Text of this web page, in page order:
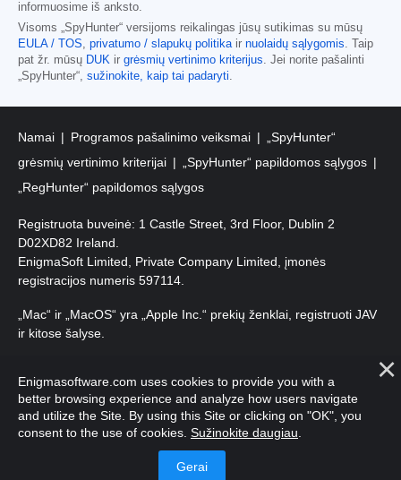
informuosime iš anksto.
Visoms „SpyHunter“ versijoms reikalingas jūsų sutikimas su mūsų
EULA / TOS, privatumo / slapukų politikair nuolaidų sąlygomis. Taip
pat žr. mūsų DUK ir grėsmių vertinimo kriterijus. Jei norite pašalinti
„SpyHunter“, sužinokite, kaip tai padaryti.
Namai Programos pašalinimo veiksmai
„SpyHunter“
grėsmių vertinimo kriterijai
„SpyHunter“ papildomos sąlygos
„RegHunter“ papildomos sąlygos
Registruota buveinė: 1 Castle Street, 3rd Floor, Dublin 2
D02XD82 Ireland.
EnigmaSoft Limited, Private Company Limited, įmonės
registracijos numeris 597114.
„Mac“ ir „MacOS“ yra „Apple Inc.“ prekių ženklai, registruoti JAV
ir kitose šalyse.
saugomos.
Enigmasoftware.com uses cookies to provide you with a
better browsing experience and analyze how users navigate
and utilize the Site. By using this Site or clicking on "OK", you
consent to the use of cookies. Sužinokite daugiau